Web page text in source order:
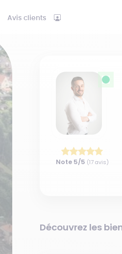
Avis clients
Note 5/5 (17avis)
Découvrez les